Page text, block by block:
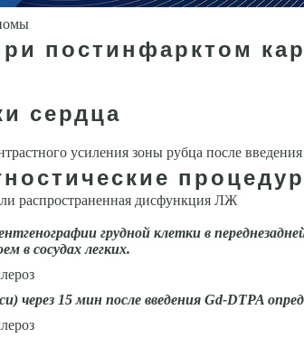
постинфарктом
сердца
усиления зоны рубца после
распространенная дисфункция ЛЖ
грудной клетки в
в сосудах легких.
15 мин после введения Gd-DTPA